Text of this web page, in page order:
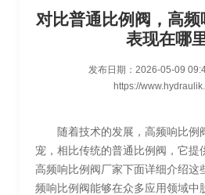
对比普通比例阀，高
表现在哪
发布日期： 2026-05-09
https://
随着技术的发展，高频响比例
宠，相比传统的普通比例阀，它提
高频响比例阀厂家下面详细介绍这
频响比例阀能够在众多应用领域中